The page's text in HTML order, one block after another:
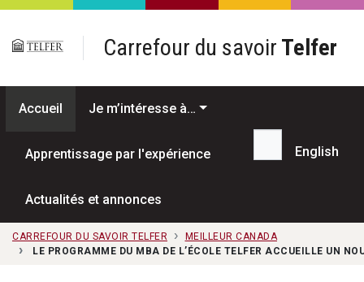
Passer au contenu principal
Carrefour du savoir Telfer
Accueil Je m’intéresse à…
Apprentissage par l'expérience
Actualités et annonces
Recherche...
English
CARREFOUR DU SAVOIR TELFER
MEILLEUR CANADA
LE PROGRAMME DU MBA DE L’ÉCOLE TELFER ACCUEILLE UN